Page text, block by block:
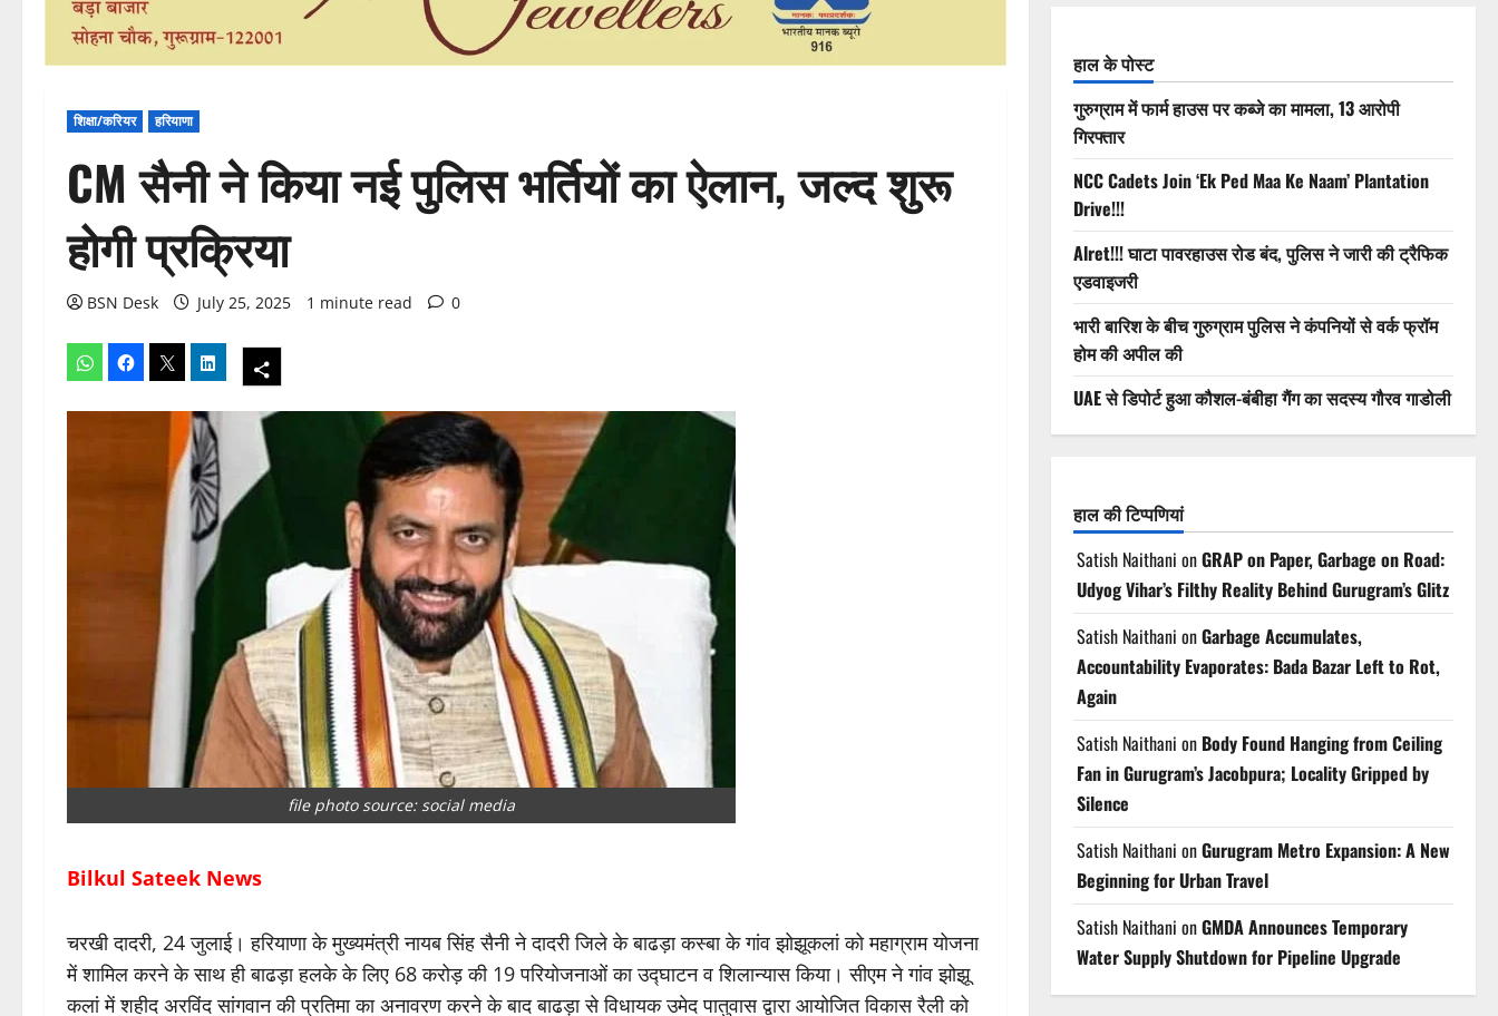
शिक्षा/करियर हरियाणा
CM सैनी ने किया नई पुलिस भर्तियों का ऐलान, जल्द शुरू
होगी प्रक्रिया
BSN Desk July 25, 2025 1 minute read 0
file photo source: social media
Bilkul Sateek News
चरखी दादरी, 24 जुलाई। हरियाणा के मुख्यमंत्री नायब सिंह सैनी ने दादरी जिले के बाढड़ा कस्बा के गांव झोझूकलां को महाग्राम योजना
में शामिल करने के साथ ही बाढड़ा हलके के लिए 68 करोड़ की 19 परियोजनाओं का उद्घाटन व शिलान्यास किया। सीएम ने गांव झोझू
कलां में शहीद अरविंद सांगवान की प्रतिमा का अनावरण करने के बाद बाढड़ा से विधायक उमेद पातुवास द्वारा आयोजित विकास रैली को
हाल के पोस्ट
गुरुग्राम में फार्म हाउस पर कब्जे का मामला, 13 आरोपी
गिरफ्तार
NCC Cadets Join ‘Ek Ped Maa Ke Naam’ Plantation
Drive!!!
Alret!!! घाटा पावरहाउस रोड बंद, पुलिस ने जारी की ट्रैफिक
एडवाइजरी
भारी बारिश के बीच गुरुग्राम पुलिस ने कंपनियों से वर्क फ्रॉम
होम की अपील की
UAE से डिपोर्ट हुआ कौशल-बंबीहा गैंग का सदस्य गौरव गाडोली
हाल की टिप्पणियां
Satish Naithani onGRAP on Paper, Garbage on Road:
Udyog Vihar’s Filthy Reality Behind Gurugram’s Glitz
Satish Naithani onGarbage Accumulates,
Accountability Evaporates: Bada Bazar Left to Rot,
Again
Satish Naithani on Body Found Hanging from Ceiling
Fan in Gurugram’s Jacobpura; Locality Gripped by
Silence
Satish Naithani onGurugram Metro Expansion: A New
Beginning for Urban Travel
Satish Naithani onGMDA Announces Temporary
Water Supply Shutdown for Pipeline Upgrade